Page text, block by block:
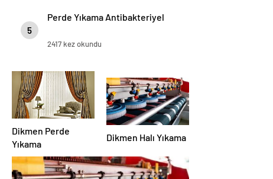
5
Perde Yıkama Antibakteriyel
2417 kez okundu
Dikmen Perde
Yıkama
Dikmen Halı Yıkama